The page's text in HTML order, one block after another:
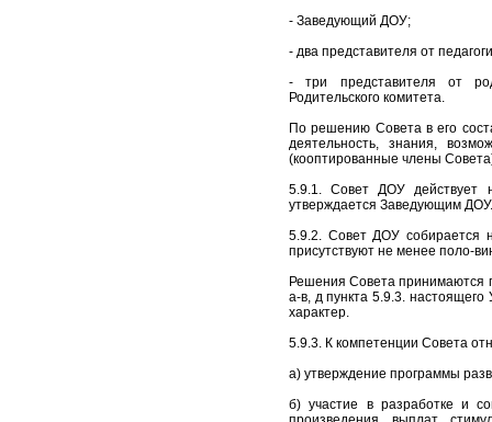
- Заведующий ДОУ;
- два представителя от
- три представителя от
Родительского комитета.
По решению Совета в его
деятельность, знания,
(кооптированные члены
5.9.1. Совет ДОУ действует
утверждается Заведующим ДОУ.
5.9.2. Совет ДОУ собирается
присутствуют не менее поло-
Решения Совета принимаются
а-в, д пункта 5.9.3.
характер.
5.9.3. К компетенции Совета
а) утверждение программы
б) участие в разработке и